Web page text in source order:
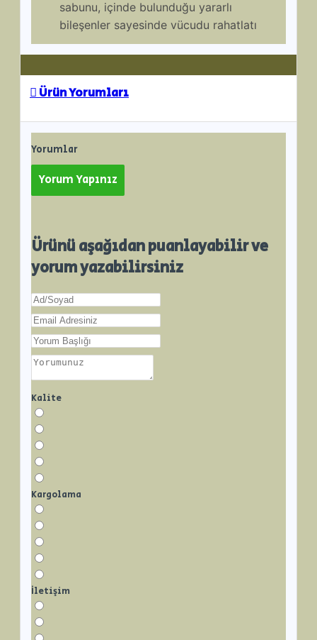
sabunu, içinde bulunduğu yararlı
bileşenler sayesinde vücudu rahatlatı
Ürün Yorumları
Yorumlar
Yorum Yapınız
Ürünü aşağıdan puanlayabilir ve
yorum yazabilirsiniz
Kalite
Kargolama
İletişim